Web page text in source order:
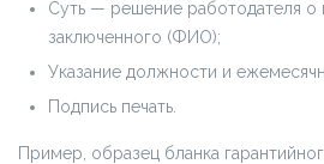
Суть — решение работодателя о
заключенного (ФИО);
Указание должности и
Подпись печать.
Пример, образец бланка